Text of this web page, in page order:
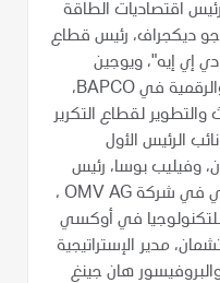
اقتصاديات الطاقة
ديكجراف، رئيس قطاع
إي إيه"، ويوجين
نيجوتو ، رئيس قسم المعلومات والرقمية في BAPCO،
والتطوير لقطاع التكرير
الرئيس الأول
وفيليب بوسا، رئيس
قسم المعلومات والمكتب الرقمي في شركة OMV AG ،
للتكنولوجيا في أوكسي
مدير الإستراتيجية
والبروفيسور هان جينغ